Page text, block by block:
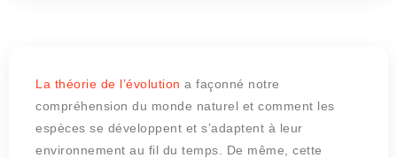
La théorie de l’évolution a façonné notre
compréhension du monde naturel et comment les
espèces se développent et s’adaptent à leur
environnement au fil du temps. De même, cette